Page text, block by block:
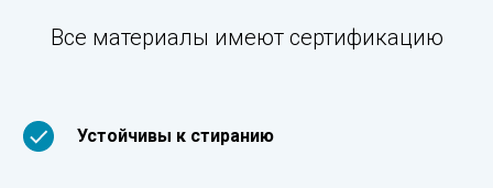
Все материалы имеют сертификацию
Устойчивы к стиранию